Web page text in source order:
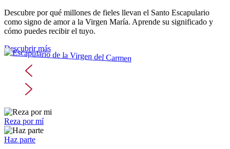
Descubre por qué millones de fieles llevan el Santo Escapulario
como signo de amor a la Virgen María. Aprende su significado y
cómo puedes recibir el tuyo.
Descubrir más
Reza por mí
Haz parte